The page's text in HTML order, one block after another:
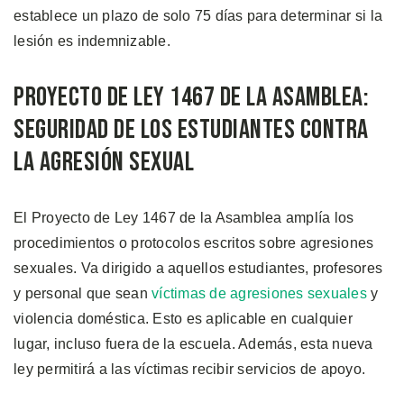
establece un plazo de solo 75 días para determinar si la
lesión es indemnizable.
Proyecto de Ley 1467 de la Asamblea:
Seguridad de los Estudiantes Contra
la Agresión Sexual
El Proyecto de Ley 1467 de la Asamblea amplía los
procedimientos o protocolos escritos sobre agresiones
sexuales. Va dirigido a aquellos estudiantes, profesores
y personal que sean víctimas de agresiones sexualesy
violencia doméstica. Esto es aplicable en cualquier
lugar, incluso fuera de la escuela. Además, esta nueva
ley permitirá a las víctimas recibir servicios de apoyo.